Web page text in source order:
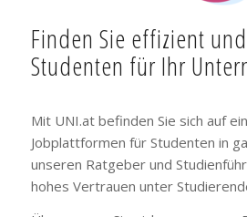
Finden Sie effizient
Studenten für Ihr
Mit UNI.at befinden Sie sich auf
Jobplattformen für Studenten in
unseren Ratgeber und
hohes Vertrauen unter